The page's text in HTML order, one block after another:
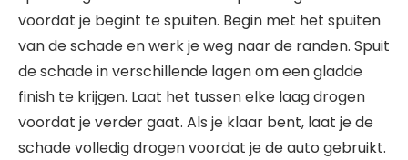
voordat je begint te spuiten. Begin met het spuiten
van de schade en werk je weg naar de randen. Spuit
de schade in verschillende lagen om een ​​gladde
finish te krijgen. Laat het tussen elke laag drogen
voordat je verder gaat. Als je klaar bent, laat je de
schade volledig drogen voordat je de auto gebruikt.